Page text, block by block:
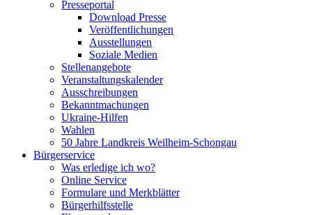
Presseportal
Download Presse
Veröffentlichungen
Ausstellungen
Soziale Medien
Stellenangebote
Veranstaltungskalender
Ausschreibungen
Bekanntmachungen
Ukraine-Hilfen
Wahlen
50 Jahre Landkreis Weilheim-Schongau
Bürgerservice
Was erledige ich wo?
Online Service
Formulare und Merkblätter
Bürgerhilfsstelle